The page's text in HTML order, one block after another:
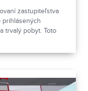
zastupiteľstva
prihlásených
trvalý pobyt. Toto